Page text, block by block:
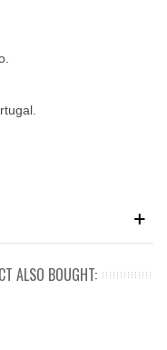
ALSO BOUGHT: